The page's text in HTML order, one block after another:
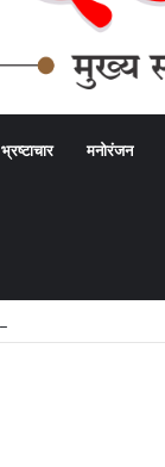
भ्रष्टाचार मनोरंजन